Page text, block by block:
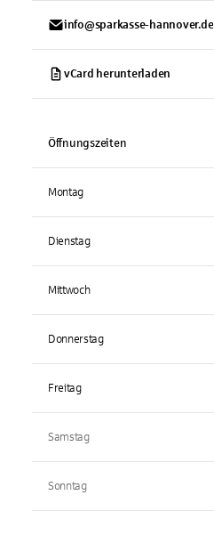
info@sparkasse-hannover.de
vCard herunterladen
Öffnungszeiten
Montag
Dienstag
Mittwoch
Donnerstag
Freitag
Samstag
Sonntag